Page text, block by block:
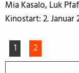
Mia Kasalo, Luk
Kinostart: 2. Januar
1 2